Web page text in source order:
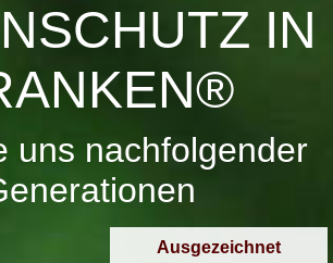
IN
uns nachfolgender
Ausgezeichnet